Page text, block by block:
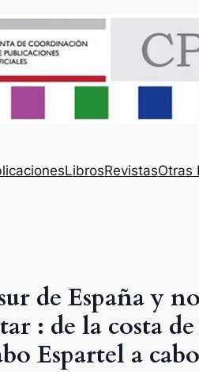
LibrosRevistasOtras
de España y
: de la costa
Espartel a